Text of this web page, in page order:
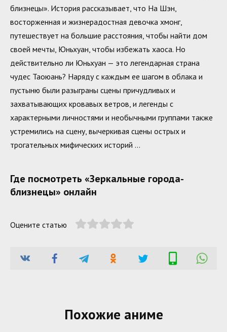
близнецы». История рассказывает, что На Шэн,
восторженная и жизнерадостная девочка хмонг,
путешествует на большие расстояния, чтобы найти дом
своей мечты, Юньхуан, чтобы избежать хаоса. Но
действительно ли Юньхуан — это легендарная страна
чудес Таоюань? Наряду с каждым ее шагом в облака и
пустыню были разыграны сцены причудливых и
захватывающих кровавых ветров, и легенды с
характерными личностями и необычными группами также
устремились на сцену, вычеркивая сцены острых и
трогательных мифических историй …
Где посмотреть «Зеркальные города-
близнецы» онлайн
Оцените статью
Похожие аниме